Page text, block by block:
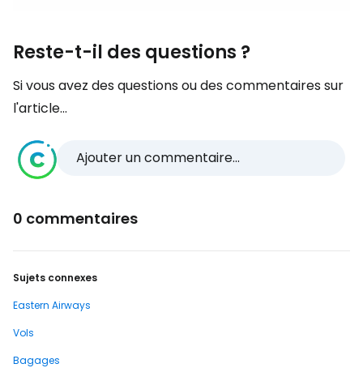
Reste-t-il des questions ?
Si vous avez des questions ou des commentaires sur
l'article...
Ajouter un commentaire...
0 commentaires
Sujets connexes
Eastern Airways
Vols
Bagages